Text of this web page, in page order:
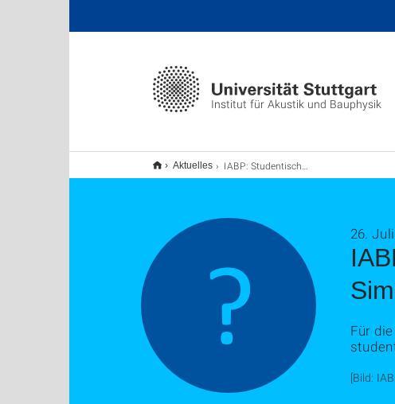
Institut für Akustik und Bauphysik
Aktuelles IABP: Studentische Hilfskraft für Programmierung Simulationskopplung gesucht
26.
Für
[Bild: